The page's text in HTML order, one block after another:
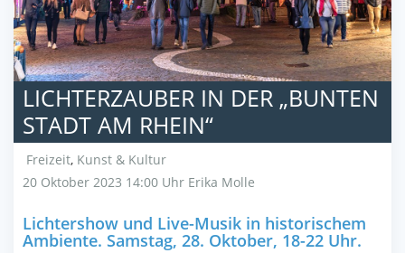
LICHTERZAUBER IN DER „BUNTEN
STADT AM RHEIN“
Freizeit, Kunst & Kultur
20 Oktober 2023 14:00 Uhr Erika Molle
Lichtershow und Live-Musik in historischem
Ambiente. Samstag, 28. Oktober, 18-22 Uhr.